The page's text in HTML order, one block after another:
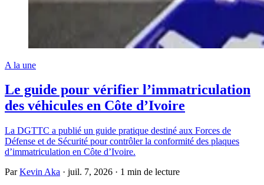
A la une
Le guide pour vérifier l’immatriculation
des véhicules en Côte d’Ivoire
La DGTTC a publié un guide pratique destiné aux Forces de
Défense et de Sécurité pour contrôler la conformité des plaques
d’immatriculation en Côte d’Ivoire.
ParKevin Aka · juil. 7, 2026 · 1 min de lecture